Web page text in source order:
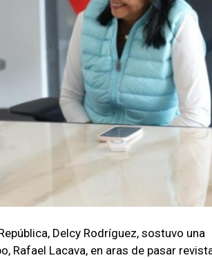
Delcy Rodríguez, sostuvo una
Rafael Lacava, en aras de pasar